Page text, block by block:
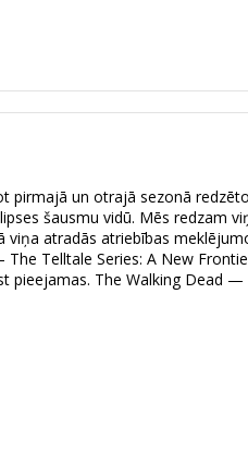
pirmajā un otrajā sezonā
šausmu vidū. Mēs redzam
atradās atriebības
Telltale Series: A New
The Walking Dead